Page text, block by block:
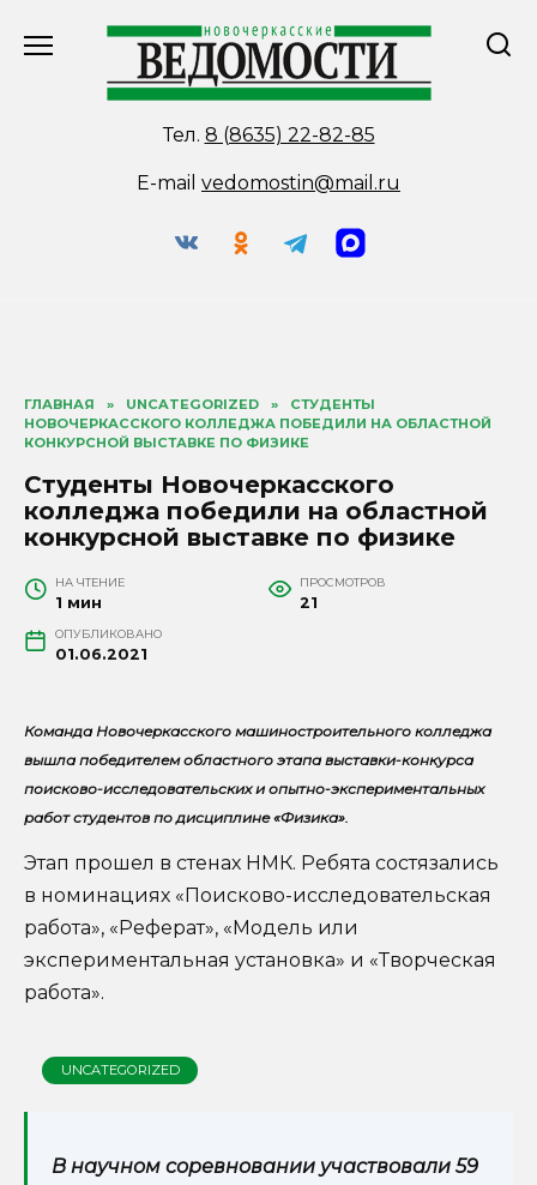
Тел. 8 (8635) 22-82-85
E-mail vedomostin@mail.ru
ГЛАВНАЯ » UNCATEGORIZED »
СТУДЕНТЫ
НОВОЧЕРКАССКОГО КОЛЛЕДЖА ПОБЕДИЛИ НА ОБЛАСТНОЙ
КОНКУРСНОЙ ВЫСТАВКЕ ПО ФИЗИКЕ
Студенты Новочеркасского
колледжа победили на областной
конкурсной выставке по физике
НА ЧТЕНИЕ
1 мин
ПРОСМОТРОВ
21
ОПУБЛИКОВАНО
01.06.2021
Команда Новочеркасского машиностроительного колледжа
вышла победителем областного этапа выставки-конкурса
поисково-исследовательских и опытно-экспериментальных
работ студентов по дисциплине «Физика».
Этап прошел в стенах НМК. Ребята состязались
в номинациях «Поисково-исследовательская
работа», «Реферат», «Модель или
экспериментальная установка» и «Творческая
работа».
UNCATEGORIZED
В научном соревновании участвовали 59